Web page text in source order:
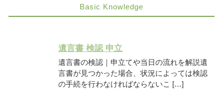
Basic Knowledge
遺言書 検認 申立
遺言書の検認｜申立てや当日の流れを解説遺
言書が見つかった場合、状況によっては検認
の手続を行わなければならないこ […]